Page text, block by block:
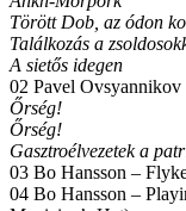
Törött Dob, az ódon
Találkozás a
A sietős idegen
02 Pavel
Őrség!
Őrség!
Gasztroélvezetek a
03 Bo Hansson –
04 Bo Hansson –